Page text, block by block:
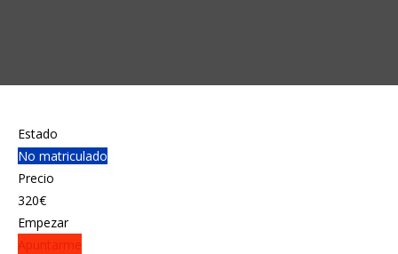
Estado
No matriculado
Precio
320€
Empezar
Apuntarme